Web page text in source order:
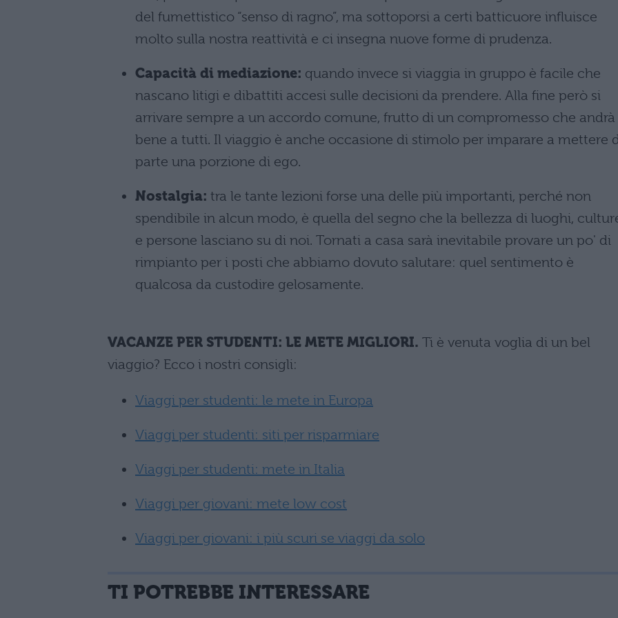
del fumettistico “senso di ragno”, ma sottoporsi a certi batticuore influisce
molto sulla nostra reattività e ci insegna nuove forme di prudenza.
Capacità di mediazione: quando invece si viaggia in gruppo è facile che
nascano litigi e dibattiti accesi sulle decisioni da prendere. Alla fine però si
arrivare sempre a un accordo comune, frutto di un compromesso che andrà
bene a tutti. Il viaggio è anche occasione di stimolo per imparare a mettere
parte una porzione di ego.
Nostalgia: tra le tante lezioni forse una delle più importanti, perché non
spendibile in alcun modo, è quella del segno che la bellezza di luoghi,
e persone lasciano su di noi. Tornati a casa sarà inevitabile provare un po' di
rimpianto per i posti che abbiamo dovuto salutare: quel sentimento è
qualcosa da custodire gelosamente.
VACANZE PER STUDENTI: LE METE MIGLIORI. Ti è venuta voglia di un bel
viaggio? Ecco i nostri consigli:
Viaggi per studenti: le mete in Europa
Viaggi per studenti: siti per risparmiare
Viaggi per studenti: mete in Italia
Viaggi per giovani: mete low cost
Viaggi per giovani: i più scuri se viaggi da solo
TI POTREBBE INTERESSARE